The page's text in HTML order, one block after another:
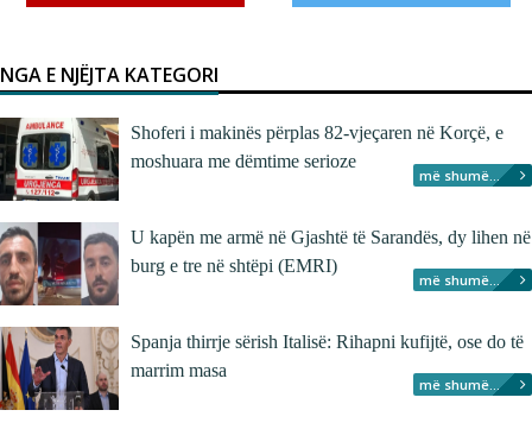
NGA E NJËJTA KATEGORI
Shoferi i makinës përplas 82-vjeçaren në Korçë, e
moshuara me dëmtime serioze
më shumë...
U kapën me armë në Gjashtë të Sarandës, dy lihen në
burg e tre në shtëpi (EMRI)
më shumë...
Spanja thirrje sërish Italisë: Rihapni kufijtë, ose do të
marrim masa
më shumë...